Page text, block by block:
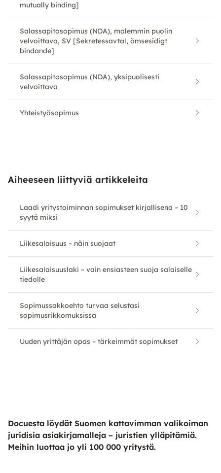
mutually binding]
Salassapitosopimus (NDA), molemmin puolin
velvoittava, SV [Sekretessavtal, ömsesidigt
bindande]
Salassapitosopimus (NDA), yksipuolisesti
velvoittava
Yhteistyösopimus
Aiheeseen liittyviä artikkeleita
Laadi yritystoiminnan sopimukset kirjallisena – 10
syytä miksi
Liikesalaisuus – näin suojaat
Liikesalaisuuslaki – vain ensiasteen suoja salaiselle
tiedolle
Sopimussakkoehto turvaa selustasi
sopimusrikkomuksissa
Uuden yrittäjän opas – tärkeimmät sopimukset
Docuesta löydät Suomen kattavimman valikoiman
juridisia asiakirjamalleja – juristien ylläpitämiä.
Meihin luottaa jo yli 100 000 yritystä.